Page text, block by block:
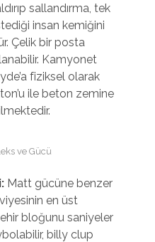
sallandırma, tek
insan kemiğini
Çelik bir posta
Kamyonet
fiziksel olarak
ile beton zemine
ve Gücü
Matt gücüne benzer
en üst
bloğunu saniyeler
billy clup